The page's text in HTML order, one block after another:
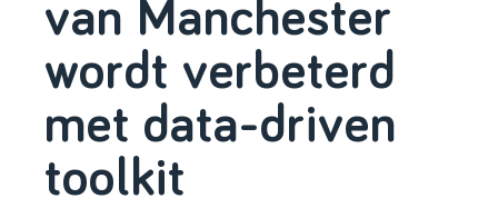
van Manchester
wordt verbeterd
met data-driven
toolkit